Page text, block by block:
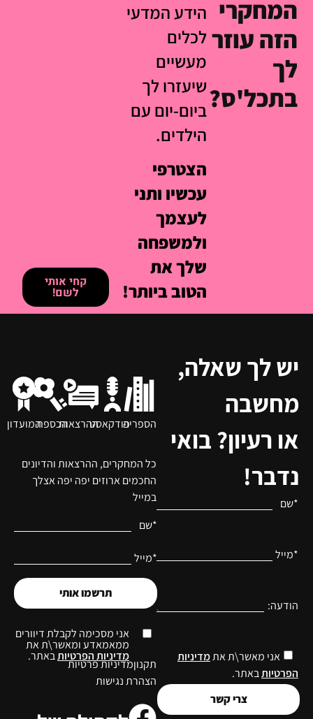
המחקרי
הזה עוזר
לך
בתכל'ס?
הידע המדעי
לכלים
מעשיים
שיעזרו לך
ביום-יום עם
הילדים.
הצטרפי
עכשיו ותני
לעצמך
ולמשפחה
שלך את
הטוב ביותר!
קחי אותי
לשם!
יש לך שאלה,
מחשבה
או רעיון? בואי
נדבר!
*שם
*מייל
הודעה:
אני מאשר\ת אתמדיניות
הפרטיותבאתר.
צרי קשר
כל המחקרים, ההרצאות והדיונים
החכמים ארוזים יפה יפה אצלך
במייל
*שם
*מייל
אני מסכימה לקבלת דיוורים
ממאמאדע ומאשר\ת את
מדיניות הפרטיותבאתר.
תרשמו אותי
הספריהפודקאסטההרצאותהכספתהמועדון
תקנוןמדיניות פרטיות
הצהרת נגישות